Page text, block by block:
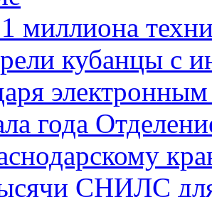
миллиона
кубанцы с
года
СНИЛС